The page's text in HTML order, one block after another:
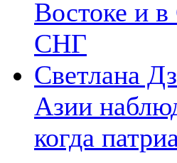
Востоке и
СНГ
Светлана
Азии
когда